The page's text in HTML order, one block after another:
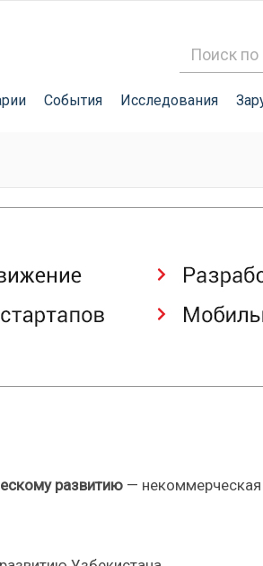
События Исследования
развитию — некоммерческая